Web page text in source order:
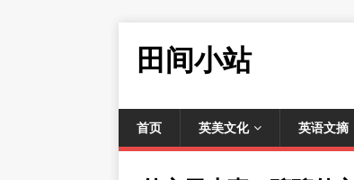
田间小站
首页 英美文化 英语文摘